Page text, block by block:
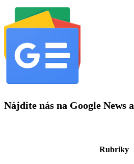
Nájdite nás na Google News a
Rubriky